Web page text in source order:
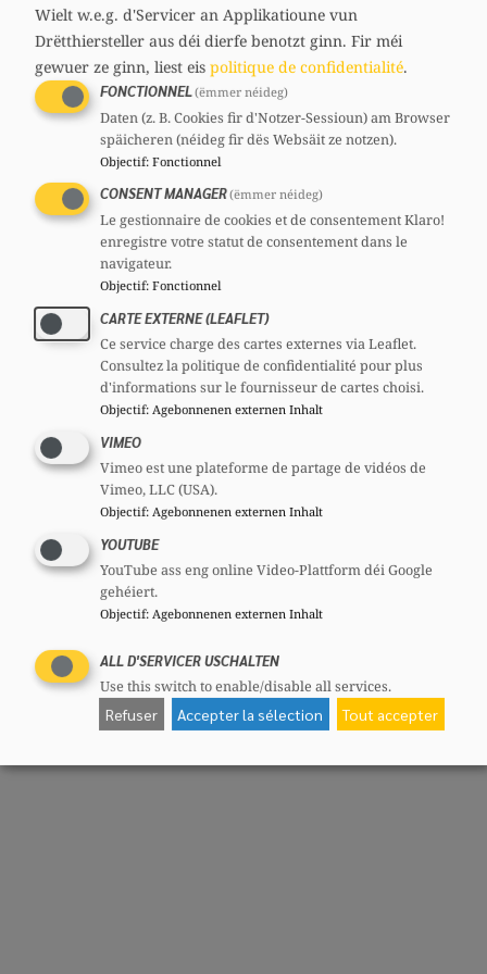
media
links
63 ans
Circonscription : Sud
Section : Käerjeng
Contact
miwolter@chd.lu
Comités
CSVSection : Membre
Mandats
Député
Voir le profil complet
Partager
Wielt w.e.g. d'Servicer an Applikatioune vun
Drëtthiersteller aus déi dierfe benotzt ginn. Fir méi
gewuer ze ginn, liest eis politique de confidentialité.
FONCTIONNEL(ëmmer néideg)
Daten (z. B. Cookies fir d'Notzer-Sessioun) am Browser
späicheren (néideg fir dës Websäit ze notzen).
Objectif: Fonctionnel
CONSENT MANAGER(ëmmer néideg)
Le gestionnaire de cookies et de consentement Klaro!
enregistre votre statut de consentement dans le
navigateur.
Objectif: Fonctionnel
CARTE EXTERNE (LEAFLET)
Ce service charge des cartes externes via Leaflet.
Consultez la politique de confidentialité pour plus
d'informations sur le fournisseur de cartes choisi.
Objectif: Agebonnenen externen Inhalt
VIMEO
Vimeo est une plateforme de partage de vidéos de
Vimeo, LLC (USA).
Objectif: Agebonnenen externen Inhalt
YOUTUBE
YouTube ass eng online Video-Plattform déi Google
gehéiert.
Objectif: Agebonnenen externen Inhalt
ALL D'SERVICER USCHALTEN
Use this switch to enable/disable all services.
Refuser Accepter la sélection Tout accepter